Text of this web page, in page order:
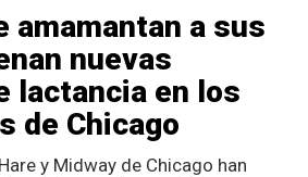
amamantan a sus
nuevas
lactancia en los
de Chicago
y Midway de Chicago han